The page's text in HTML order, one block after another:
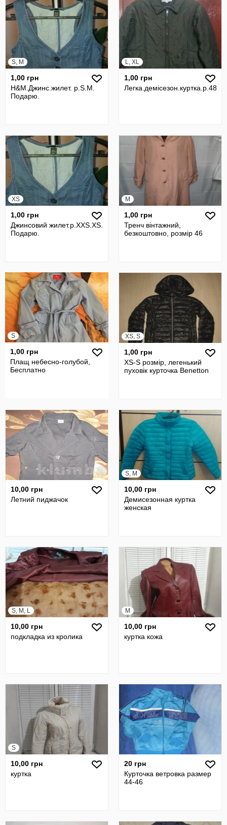
S, M
1,00 грн
H&M.Джинс.жилет. р.S.M.
Подарю.
L, XL
1,00 грн
Легка.демісезон.куртка.р.48/
XS
1,00 грн
Джинсовий жилет.р.XXS.XS.
Подарю.
M
1,00 грн
Тренч вінтажний,
безкоштовно, розмір 46
S
1,00 грн
Плащ небесно-голубой,
Бесплатно
XS, S
1,00 грн
XS-S розмір, легенький
пуховік курточка Benetton
10,00 грн
Летний пиджачок
S, M
10,00 грн
Демисезонная куртка
женская
S, M, L
10,00 грн
подкладка из кролика
M
10,00 грн
куртка кожа
S
10,00 грн
куртка
20 грн
Курточка ветровка размер
44-46